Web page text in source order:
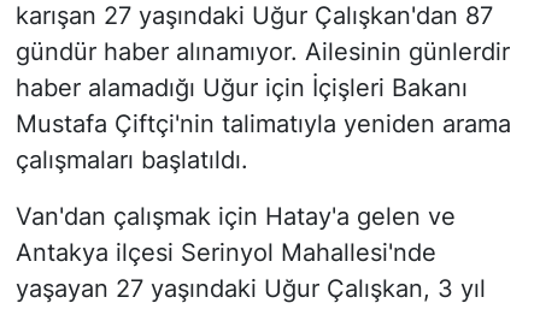
karışan 27 yaşındaki Uğur Çalışkan'dan 87
gündür haber alınamıyor. Ailesinin günlerdir
haber alamadığı Uğur için İçişleri Bakanı
Mustafa Çiftçi'nin talimatıyla yeniden arama
çalışmaları başlatıldı.
Van'dan çalışmak için Hatay'a gelen ve
Antakya ilçesi Serinyol Mahallesi'nde
yaşayan 27 yaşındaki Uğur Çalışkan, 3 yıl